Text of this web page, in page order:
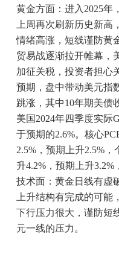
黄金方面：进入2025年
上周再次刷新历史新高
情绪高涨，短线谨防黄
贸易战逐渐拉开帷幕，
加征关税，投资者担心
预期，盘中带动美元指
跳涨，其中10年期美债
美国2024年四季度实际
于预期的2.6%。核心
2.5%，预期上升2.5%
升4.2%，预期上升3.2%
技术面：黄金日线有虚
上升结构有完成的可
下行压力很大，谨防短
元一线的压力。